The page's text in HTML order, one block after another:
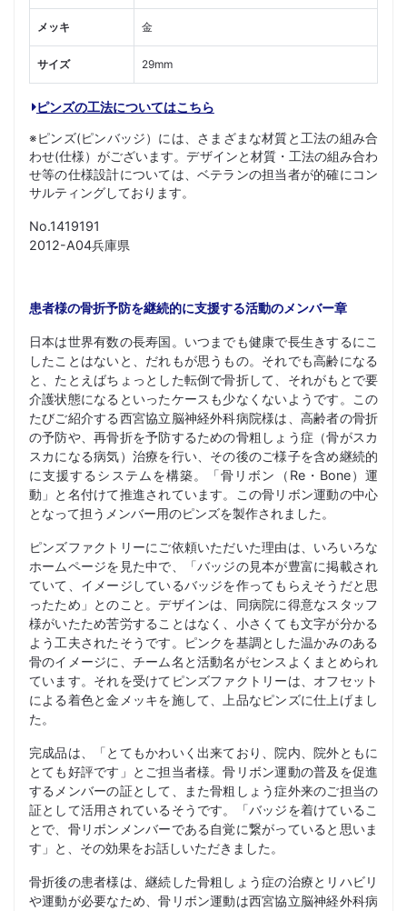
メッキ 金
サイズ 29mm
ピンズの工法についてはこちら
※ピンズ(ピンバッジ）には、さまざまな材質と工法の組み合
わせ(仕様）がございます。デザインと材質・工法の組み合わ
せ等の仕様設計については、ベテランの担当者が的確にコン
サルティングしております。
No.1419191
2012-A04兵庫県
患者様の骨折予防を継続的に支援する活動のメンバー章
日本は世界有数の長寿国。いつまでも健康で長生きするにこ
したことはないと、だれもが思うもの。それでも高齢になる
と、たとえばちょっとした転倒で骨折して、それがもとで要
介護状態になるといったケースも少なくないようです。この
たびご紹介する西宮協立脳神経外科病院様は、高齢者の骨折
の予防や、再骨折を予防するための骨粗しょう症（骨がスカ
スカになる病気）治療を行い、その後のご様子を含め継続的
に支援するシステムを構築。「骨リボン（Re・Bone）運
動」と名付けて推進されています。この骨リボン運動の中心
となって担うメンバー用のピンズを製作されました。
ピンズファクトリーにご依頼いただいた理由は、いろいろな
ホームページを見た中で、「バッジの見本が豊富に掲載され
ていて、イメージしているバッジを作ってもらえそうだと思
ったため」とのこと。デザインは、同病院に得意なスタッフ
様がいたため苦労することはなく、小さくても文字が分かる
よう工夫されたそうです。ピンクを基調とした温かみのある
骨のイメージに、チーム名と活動名がセンスよくまとめられ
ています。それを受けてピンズファクトリーは、オフセット
による着色と金メッキを施して、上品なピンズに仕上げまし
た。
完成品は、「とてもかわいく出来ており、院内、院外ともに
とても好評です」とご担当者様。骨リボン運動の普及を促進
するメンバーの証として、また骨粗しょう症外来のご担当の
証として活用されているそうです。「バッジを着けているこ
とで、骨リボンメンバーである自覚に繋がっていると思いま
す」と、その効果をお話しいただきました。
骨折後の患者様は、継続した骨粗しょう症の治療とリハビリ
や運動が必要なため、骨リボン運動は西宮協立脳神経外科病